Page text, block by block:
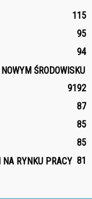
115
95
94
ŚRODOWISKU
92
91
87
85
85
NA RYNKU PRACY 81